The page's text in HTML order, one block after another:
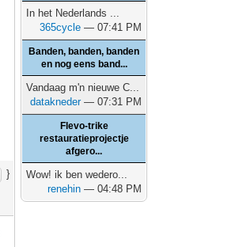
}
In het Nederlands ...
365cycle — 07:41 PM
Banden, banden, banden
en nog eens band...
Vandaag m'n nieuwe C...
datakneder— 07:31 PM
Flevo-trike
restauratieprojectje
afgero...
Wow! ik ben wedero...
renehin — 04:48 PM